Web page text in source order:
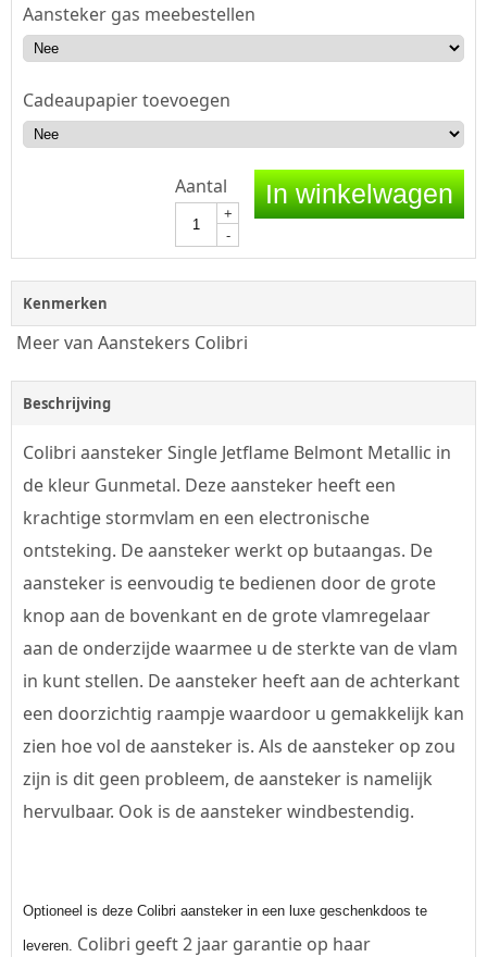
Aansteker gas meebestellen
Cadeaupapier toevoegen
Aantal
+
-
In winkelwagen
Kenmerken
Meer van Aanstekers Colibri
Beschrijving
Colibri aansteker Single Jetflame Belmont Metallic in
de kleur Gunmetal. Deze aansteker heeft een
krachtige stormvlam en een electronische
ontsteking. De aansteker werkt op butaangas. De
aansteker is eenvoudig te bedienen door de grote
knop aan de bovenkant en de grote vlamregelaar
aan de onderzijde waarmee u de sterkte van de vlam
in kunt stellen. De aansteker heeft aan de achterkant
een doorzichtig raampje waardoor u gemakkelijk kan
zien hoe vol de aansteker is. Als de aansteker op zou
zijn is dit geen probleem, de aansteker is namelijk
hervulbaar. Ook is de aansteker windbestendig.
Optioneel is deze Colibri aansteker in een luxe geschenkdoos te
leveren. Colibri geeft 2 jaar garantie op haar